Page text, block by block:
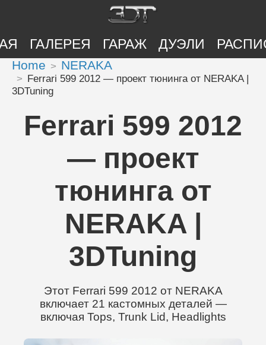
ГАЛЕРЕЯ ГАРАЖ ДУЭЛИ
Home NERAKA
Ferrari 599 2012 — проект тюнинга от NERAKA |
3DTuning
Ferrari 599 2012
— проект
тюнинга от
NERAKA |
3DTuning
Этот Ferrari 599 2012 от NERAKA
включает 21 кастомных деталей —
включая Tops, Trunk Lid, Headlights